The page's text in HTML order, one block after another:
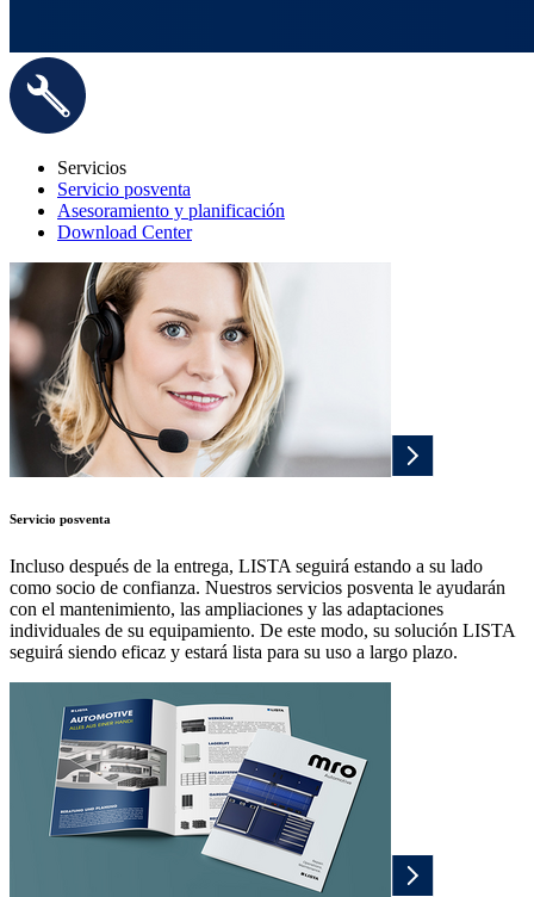
Servicios
Servicio posventa
Asesoramiento y planificación
Download Center
Servicio posventa
Incluso después de la entrega, LISTA seguirá estando a su lado
como socio de confianza. Nuestros servicios posventa le ayudarán
con el mantenimiento, las ampliaciones y las adaptaciones
individuales de su equipamiento. De este modo, su solución LISTA
seguirá siendo eficaz y estará lista para su uso a largo plazo.